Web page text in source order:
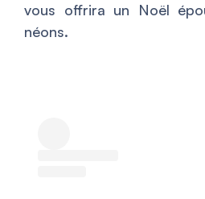
vous offrira un Noël
néons.